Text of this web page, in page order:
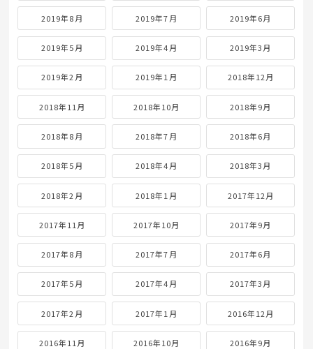
2019年8月 2019年7月 2019年6月
2019年5月 2019年4月 2019年3月
2019年2月 2019年1月 2018年12月
2018年11月 2018年10月 2018年9月
2018年8月 2018年7月 2018年6月
2018年5月 2018年4月 2018年3月
2018年2月 2018年1月 2017年12月
2017年11月 2017年10月 2017年9月
2017年8月 2017年7月 2017年6月
2017年5月 2017年4月 2017年3月
2017年2月 2017年1月 2016年12月
2016年11月 2016年10月 2016年9月